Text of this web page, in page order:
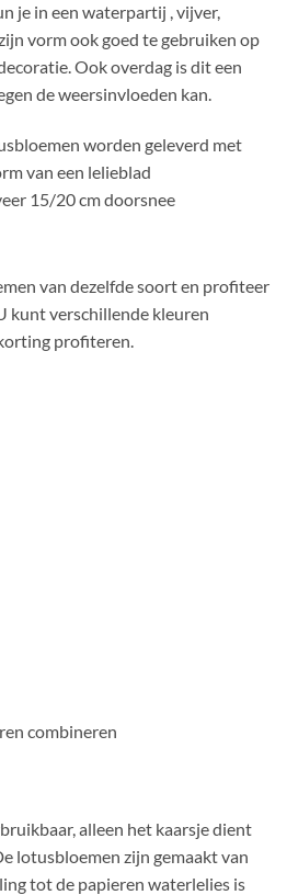
je in een waterpartij , vijver,
vorm ook goed te gebruiken op
Ook overdag is dit een
de weersinvloeden kan.
worden geleverd met
van een lelieblad
15/20 cm doorsnee
van dezelfde soort en profiteer
kunt verschillende kleuren
profiteren.
combineren
alleen het kaarsje dient
lotusbloemen zijn gemaakt van
tot de papieren waterlelies is